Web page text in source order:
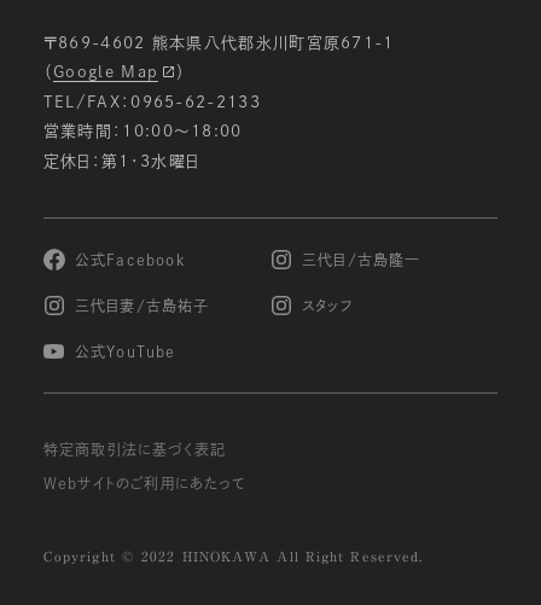
〒869-4602 熊本県八代郡氷川町宮原671-1
（ Google Map
）
TEL/FAX：0965-62-2133
営業時間：10:00〜18:00
定休日：第1・3水曜日
公式Facebook 三代目/古島隆一
三代目妻/古島祐子 スタッフ
公式YouTube
特定商取引法に基づく表記
Webサイトのご利用にあたって
Copyright © 2022 HINOKAWA All Right Reserved.